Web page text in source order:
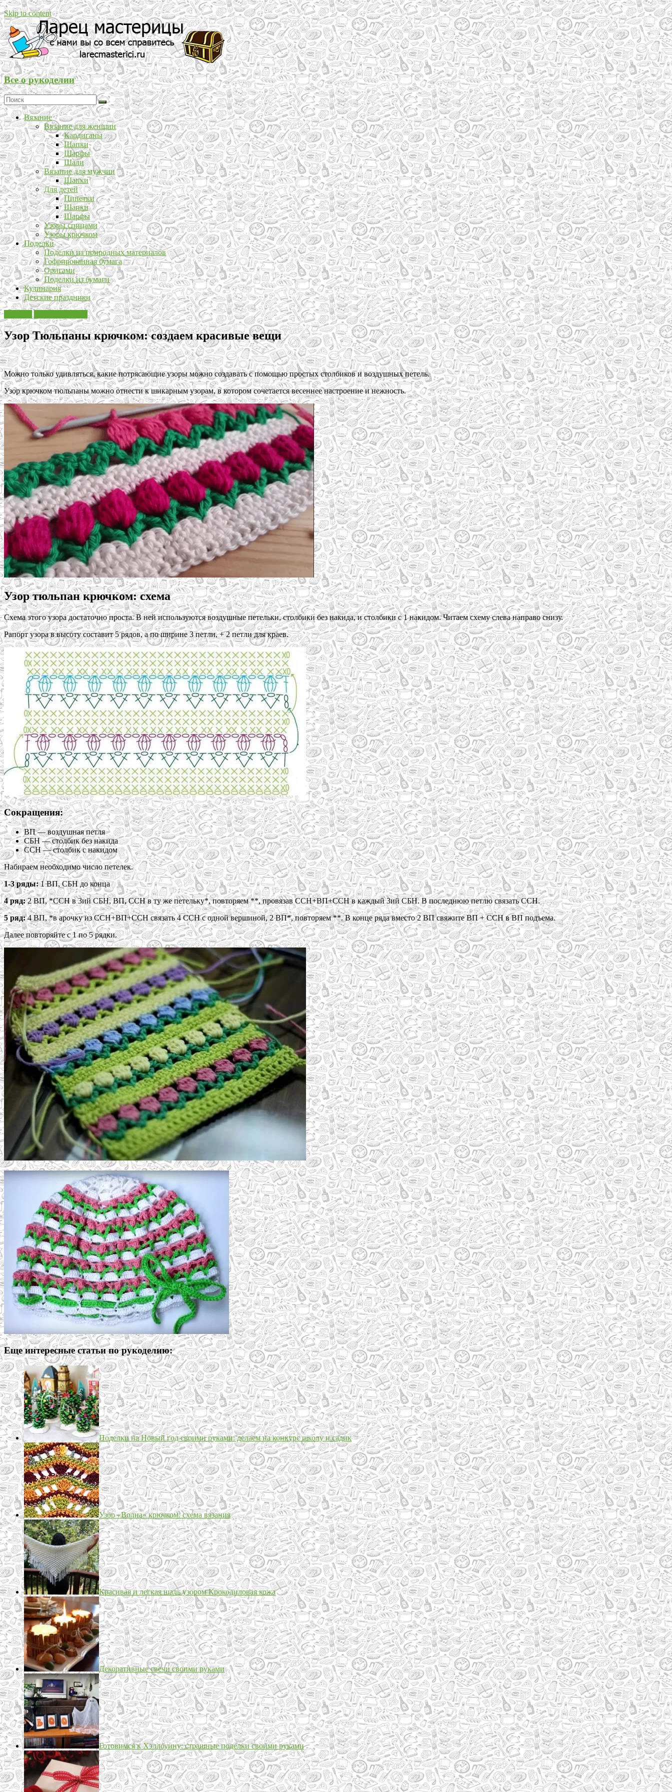
Skip to content
Все о рукоделии
Вязание
Вязание для женщин
Кардиганы
Шапки
Шарфы
Шали
Вязание для мужчин
Шапки
Для детей
Пинетки
Шапки
Шарфы
Узоры спицами
Узоры крючком
Поделки
Поделки из природных материалов
Гофрированная бумага
Оригами
Поделки из бумаги
Кулинария
Детские праздники
Узор Тюльпаны крючком: создаем красивые вещи
Можно только удивляться, какие потрясающие узоры можно создавать с помощью простых столбиков и воздушных петель.
Узор крючком тюльпаны можно отнести к шикарным узорам, в котором сочетается весеннее настроение и нежность.
Узор тюльпан крючком: схема
Cхема этого узора достаточно проста. В ней используются воздушные петельки, столбики без накида, и столбики с 1 накидом. Читаем схему слева направо снизу.
Рапорт узора в высоту составит 5 рядов, а по ширине 3 петли, + 2 петли для краев.
Сокращения:
ВП — воздушная петля
СБН — столбик без накида
ССН — столбик с накидом
Набираем необходимо число петелек.
1-3 ряды:1 ВП, СБН до конца
4 ряд:2 ВП, *ССН в 3ий СБН, ВП, ССН в ту же петельку*, повторяем **, провязав ССН+ВП+ССН в каждый 3ий СБН. В последнюю петлю связать ССН.
5 ряд:4 ВП, *в арочку из ССН+ВП+ССН связать 4 ССН с одной вершиной, 2 ВП*, повторяем **. В конце ряда вместо 2 ВП свяжите ВП + ССН в ВП подъема.
Далее повторяйте с 1 по 5 рядки.
Еще интересные статьи по рукоделию:
Поделки на Новый год своими руками: делаем на конкурс школу и садик
Узор «Волна» крючком: схема вязания
Красивая и легкая шаль узором Крокодиловая кожа
Декоративные свечи своими руками
Готовимся к Хэллоуину: страшные поделки своими руками